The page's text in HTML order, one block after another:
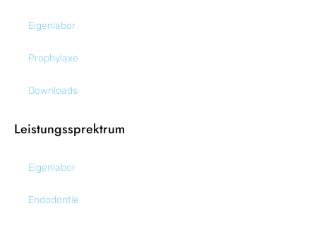
Eigenlabor
Prophylaxe
Downloads
Leistungssprektrum
Eigenlabor
Endodontie